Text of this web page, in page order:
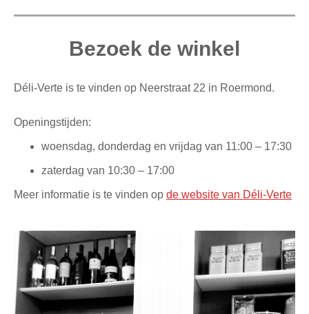
Bezoek de winkel
Déli-Verte is te vinden op Neerstraat 22 in Roermond.
Openingstijden:
woensdag, donderdag en vrijdag van 11:00 – 17:30
zaterdag van 10:30 – 17:00
Meer informatie is te vinden op de website van Déli-Verte